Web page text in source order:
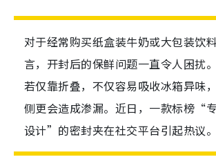
对于经常购买纸盒装牛奶或大包装饮
言，开封后的保鲜问题一直令人困扰
若仅靠折叠，不仅容易吸收冰箱异味
侧更会造成渗漏。近日，一款标榜“
设计”的密封夹在社交平台引起热议。